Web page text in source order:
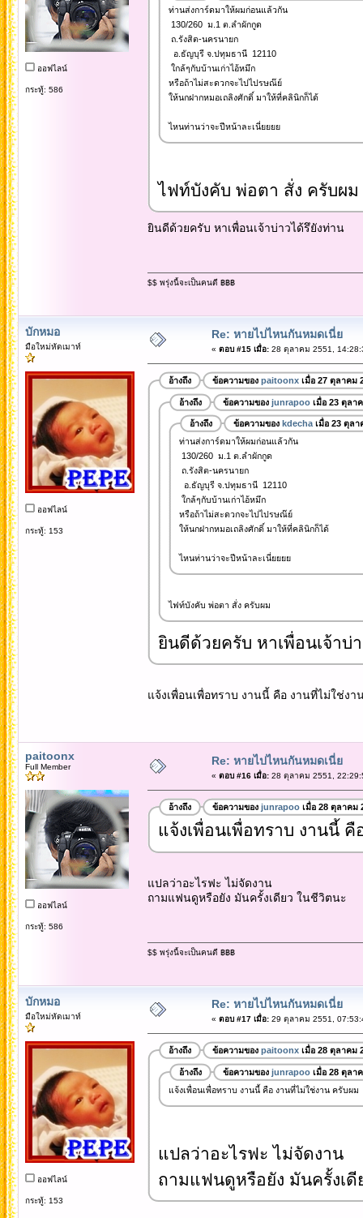
ออฟไลน์
กระทู้: 586
ท่านส่งการ์ดมาให้ผมก่อนแล้วกัน
130/260 ม.1 ต.ลำผักกูด
ถ.รังสิต-นครนายก
อ.ธัญบุรี จ.ปทุมธานี 12110
ใกล้ๆกับบ้านเก่าไอ้หมึก
หรือถ้าไม่สะดวกจะไปไปรษณ๊ย์
ให้นกฝากหมอเถลิงศักดิ์ มาให้ที่คลินิกก็ได้
ไหนท่านว่าจะปีหน้าละเนี่ยยยย
ไฟท์บังคับ พ่อตา สั่ง ครับผม
ยินดีด้วยครับ หาเพื่อนเจ้าบ่าวได้รึยังท่าน
$$ พรุ่งนี้จะเป็นคนดี ฿฿฿
บักหมอ
มือใหม่หัดเมาท์
ออฟไลน์
กระทู้: 153
Re: หายไปไหนกันหมดเนี่ย
« ตอบ #15 เมื่อ:28 ตุลาคม 2551,
อ้างถึง ข้อความของ paitoonxเมื่อ 27 ตุลาคม
อ้างถึง ข้อความของ junrapooเมื่อ 23 ตุลา
อ้างถึง ข้อความของ kdechaเมื่อ 23 ตุลา
ท่านส่งการ์ดมาให้ผมก่อนแล้วกัน
130/260 ม.1 ต.ลำผักกูด
ถ.รังสิต-นครนายก
อ.ธัญบุรี จ.ปทุมธานี 12110
ใกล้ๆกับบ้านเก่าไอ้หมึก
หรือถ้าไม่สะดวกจะไปไปรษณ๊ย์
ให้นกฝากหมอเถลิงศักดิ์ มาให้ที่คลินิกก็ได้
ไหนท่านว่าจะปีหน้าละเนี่ยยยย
ไฟท์บังคับ พ่อตา สั่ง ครับผม
ยินดีด้วยครับ หาเพื่อนเจ้าบ่
แจ้งเพื่อนเพื่อทราบ งานนี้ คือ งานที่ไม่ใช่งา
paitoonx
Full Member
ออฟไลน์
กระทู้: 586
Re: หายไปไหนกันหมดเนี่ย
« ตอบ #16 เมื่อ:28 ตุลาคม 2551,
อ้างถึง ข้อความของ junrapooเมื่อ 28 ตุลาคม
แจ้งเพื่อนเพื่อทราบ งานนี้
แปลว่าอะไรฟะ ไม่จัดงาน
ถามแฟนดูหรือยัง มันครั้งเดียว ในชีวิตนะ
$$ พรุ่งนี้จะเป็นคนดี ฿฿฿
บักหมอ
มือใหม่หัดเมาท์
ออฟไลน์
กระทู้: 153
Re: หายไปไหนกันหมดเนี่ย
« ตอบ #17 เมื่อ:29 ตุลาคม 2551,
อ้างถึง ข้อความของ paitoonxเมื่อ 28 ตุลาคม
อ้างถึง ข้อความของ junrapooเมื่อ 28 ตุลา
แจ้งเพื่อนเพื่อทราบ งานนี้ คือ งานที่ไม่ใช่งาน ครับผม
แปลว่าอะไรฟะ ไม่จัดงาน
ถามแฟนดูหรือยัง มันครั้งเดี